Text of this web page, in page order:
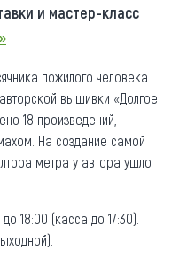
и мастер-класс
пожилого человека
вышивки «Долгое
18 произведений,
На создание самой
метра у автора ушло
18:00 (касса до 17:30).